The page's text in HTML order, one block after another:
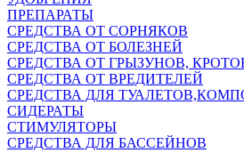
ПРЕПАРАТЫ
СРЕДСТВА ОТ СОРНЯКОВ
СРЕДСТВА ОТ БОЛЕЗНЕЙ
СРЕДСТВА ОТ ГРЫЗУНОВ,
СРЕДСТВА ОТ ВРЕДИТЕЛЕЙ
СРЕДСТВА ДЛЯ
СИДЕРАТЫ
СТИМУЛЯТОРЫ
СРЕДСТВА ДЛЯ БАССЕЙНОВ